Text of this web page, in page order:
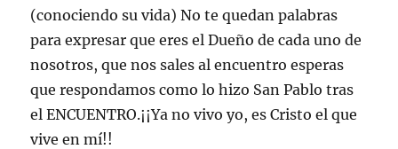
(conociendo su vida) No te quedan palabras
para expresar que eres el Dueño de cada uno de
nosotros, que nos sales al encuentro esperas
que respondamos como lo hizo San Pablo tras
el ENCUENTRO.¡¡Ya no vivo yo, es Cristo el que
vive en mí!!